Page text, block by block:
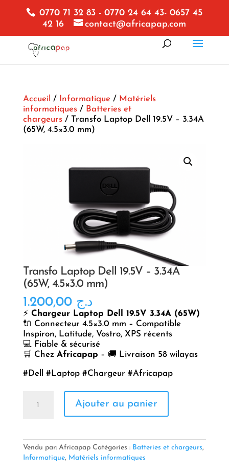
0770 71 32 83 - 0770 24 64 43- 0657 45
42 16
contact@africapap.com
Accueil / Informatique/ Matériels
informatiques/ Batteries et
chargeurs/ Transfo Laptop Dell 19.5V – 3.34A
(65W, 4.5×3.0 mm)
Transfo Laptop Dell 19.5V – 3.34A
(65W, 4.5×3.0 mm)
د.ج 1.200,00
⚡ Chargeur Laptop Dell 19.5V 3.34A (65W)
🔌 Connecteur 4.5×3.0 mm – Compatible
Inspiron, Latitude, Vostro, XPS récents
💻 Fiable & sécurisé
🛒 Chez Africapap – 🚚 Livraison 58 wilayas
#Dell #Laptop #Chargeur #Africapap
19.5V
–
Ajouter au panier
Vendu par: Africapap Catégories : Batteries et chargeurs,
Informatique, Matériels informatiques